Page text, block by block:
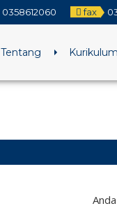
0358612060 fax
Tentang Kurikulum